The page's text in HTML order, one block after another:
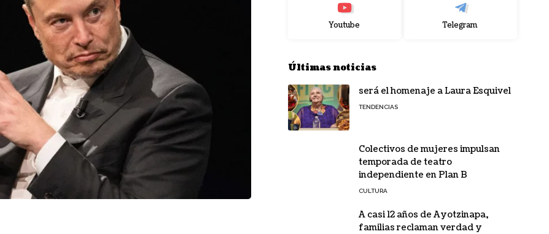
Youtube Telegram
Últimas noticias
será el homenaje a Laura Esquivel
TENDENCIAS
Colectivos de mujeres impulsan
temporada de teatro
independiente en Plan B
CULTURA
A casi 12 años de Ayotzinapa,
familias reclaman verdad y